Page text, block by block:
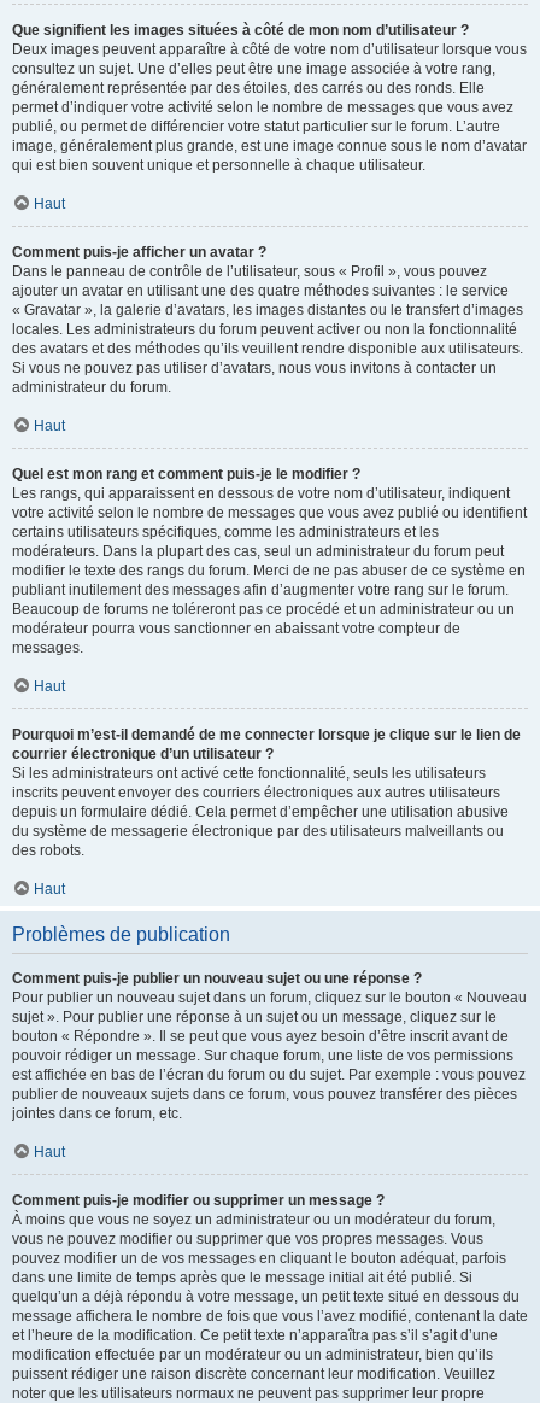
Que signifient les images situées à côté de mon nom d’utilisateur ?
Deux images peuvent apparaître à côté de votre nom d’utilisateur lorsque vous
consultez un sujet. Une d’elles peut être une image associée à votre rang,
généralement représentée par des étoiles, des carrés ou des ronds. Elle
permet d’indiquer votre activité selon le nombre de messages que vous avez
publié, ou permet de différencier votre statut particulier sur le forum. L’autre
image, généralement plus grande, est une image connue sous le nom d’avatar
qui est bien souvent unique et personnelle à chaque utilisateur.
Haut
Comment puis-je afficher un avatar ?
Dans le panneau de contrôle de l’utilisateur, sous « Profil », vous pouvez
ajouter un avatar en utilisant une des quatre méthodes suivantes : le service
« Gravatar », la galerie d’avatars, les images distantes ou le transfert d’images
locales. Les administrateurs du forum peuvent activer ou non la fonctionnalité
des avatars et des méthodes qu’ils veuillent rendre disponible aux utilisateurs.
Si vous ne pouvez pas utiliser d’avatars, nous vous invitons à contacter un
administrateur du forum.
Haut
Quel est mon rang et comment puis-je le modifier ?
Les rangs, qui apparaissent en dessous de votre nom d’utilisateur, indiquent
votre activité selon le nombre de messages que vous avez publié ou identifient
certains utilisateurs spécifiques, comme les administrateurs et les
modérateurs. Dans la plupart des cas, seul un administrateur du forum peut
modifier le texte des rangs du forum. Merci de ne pas abuser de ce système en
publiant inutilement des messages afin d’augmenter votre rang sur le forum.
Beaucoup de forums ne toléreront pas ce procédé et un administrateur ou un
modérateur pourra vous sanctionner en abaissant votre compteur de
messages.
Haut
Pourquoi m’est-il demandé de me connecter lorsque je clique sur le lien de
courrier électronique d’un utilisateur ?
Si les administrateurs ont activé cette fonctionnalité, seuls les utilisateurs
inscrits peuvent envoyer des courriers électroniques aux autres utilisateurs
depuis un formulaire dédié. Cela permet d’empêcher une utilisation abusive
du système de messagerie électronique par des utilisateurs malveillants ou
des robots.
Haut
Problèmes de publication
Comment puis-je publier un nouveau sujet ou une réponse ?
Pour publier un nouveau sujet dans un forum, cliquez sur le bouton « Nouveau
sujet ». Pour publier une réponse à un sujet ou un message, cliquez sur le
bouton « Répondre ». Il se peut que vous ayez besoin d’être inscrit avant de
pouvoir rédiger un message. Sur chaque forum, une liste de vos permissions
est affichée en bas de l’écran du forum ou du sujet. Par exemple : vous pouvez
publier de nouveaux sujets dans ce forum, vous pouvez transférer des pièces
jointes dans ce forum, etc.
Haut
Comment puis-je modifier ou supprimer un message ?
À moins que vous ne soyez un administrateur ou un modérateur du forum,
vous ne pouvez modifier ou supprimer que vos propres messages. Vous
pouvez modifier un de vos messages en cliquant le bouton adéquat, parfois
dans une limite de temps après que le message initial ait été publié. Si
quelqu’un a déjà répondu à votre message, un petit texte situé en dessous du
message affichera le nombre de fois que vous l’avez modifié, contenant la date
et l’heure de la modification. Ce petit texte n’apparaîtra pas s’il s’agit d’une
modification effectuée par un modérateur ou un administrateur, bien qu’ils
puissent rédiger une raison discrète concernant leur modification. Veuillez
noter que les utilisateurs normaux ne peuvent pas supprimer leur propre